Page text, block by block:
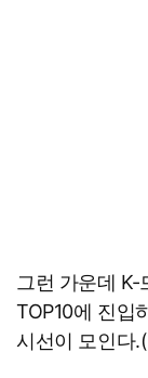
그런 가운데
TOP10에 진입
시선이 모인다